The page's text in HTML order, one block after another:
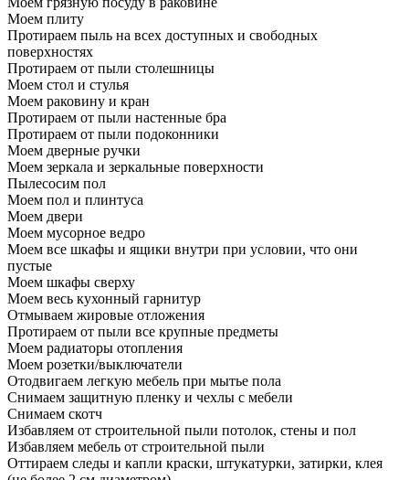
Моем плиту
Протираем пыль на всех доступных и свободных
поверхностях
Протираем от пыли столешницы
Моем стол и стулья
Моем раковину и кран
Протираем от пыли настенные бра
Протираем от пыли подоконники
Моем дверные ручки
Моем зеркала и зеркальные поверхности
Пылесосим пол
Моем пол и плинтуса
Моем двери
Моем мусорное ведро
Моем все шкафы и ящики внутри при условии, что они
пустые
Моем шкафы сверху
Моем весь кухонный гарнитур
Отмываем жировые отложения
Протираем от пыли все крупные предметы
Моем радиаторы отопления
Моем розетки/выключатели
Отодвигаем легкую мебель при мытье пола
Снимаем защитную пленку и чехлы с мебели
Снимаем скотч
Избавляем от строительной пыли потолок, стены и пол
Избавляем мебель от строительной пыли
Оттираем следы и капли краски, штукатурки, затирки, клея